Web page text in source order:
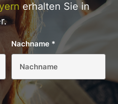
erhalten Sie in
Nachname *